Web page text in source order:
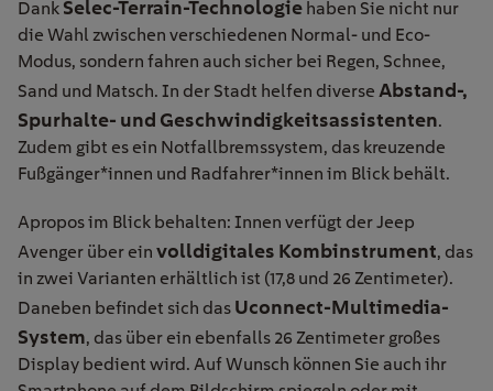
Dank Selec-Terrain-Technologie haben Sie nicht nur
die Wahl zwischen verschiedenen Normal- und Eco-
Modus, sondern fahren auch sicher bei Regen, Schnee,
Sand und Matsch. In der Stadt helfen diverse Abstand-,
Spurhalte- und Geschwindigkeitsassistenten.
Zudem gibt es ein Notfallbremssystem, das kreuzende
Fußgänger*innen und Radfahrer*innen im Blick behält.
Apropos im Blick behalten: Innen verfügt der Jeep
Avenger über ein volldigitales Kombinstrument, das
in zwei Varianten erhältlich ist (17,8 und 26 Zentimeter).
Daneben befindet sich das Uconnect-Multimedia-
System, das über ein ebenfalls 26 Zentimeter großes
Display bedient wird. Auf Wunsch können Sie auch ihr